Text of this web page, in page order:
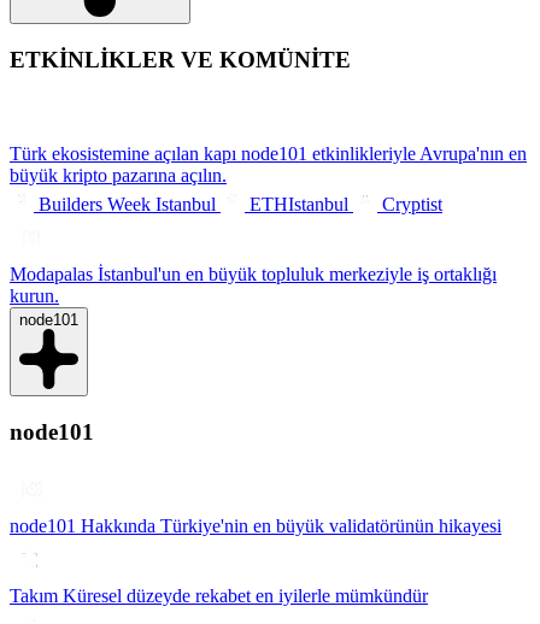
ETKİNLİKLER VE KOMÜNİTE
Türk ekosistemine açılan kapı node101 etkinlikleriyle Avrupa'nın en
büyük kripto pazarına açılın.
Builders Week Istanbul
ETHIstanbul Cryptist
Modapalas İstanbul'un en büyük topluluk merkeziyle iş ortaklığı
kurun.
node101
node101
node101 Hakkında Türkiye'nin en büyük validatörünün hikayesi
Takım Küresel düzeyde rekabet en iyilerle mümkündür